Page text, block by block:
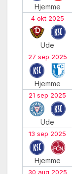
Hjemme
4 okt 2025
Ude
27 sep 2025
Hjemme
21 sep 2025
Ude
13 sep 2025
Hjemme
30 aug 2025